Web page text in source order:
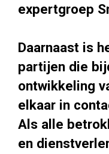
expertgroep
Daarnaast is
partijen die
ontwikkeling
elkaar in
Als alle
en